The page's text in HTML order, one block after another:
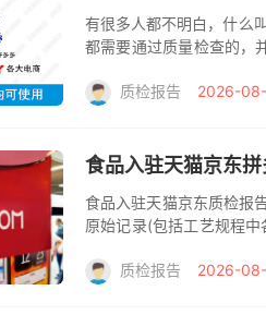
有很多人都不明白，什么
都需要通过质量检查的，
产品质量检...
质检报告 2026-
食品入驻天猫京东拼
食品入驻天猫京东质检报
原始记录(包括工艺规程
制...
质检报告 2026-